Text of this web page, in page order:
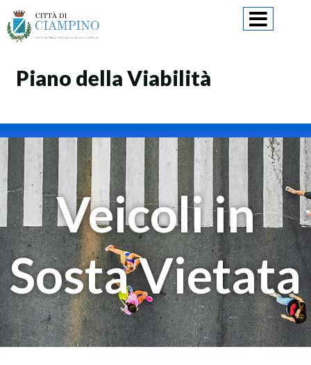
Skip
to
content
Piano della Viabilità
Veicoli in
Sosta Vietata